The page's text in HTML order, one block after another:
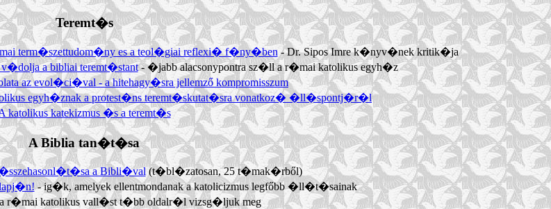
Teremt�s
term�szettudom�ny es a teol�giai reflexi� f�ny�ben- Dr. Sipos Imre k�nyv�nek kritik�ja
a bibliai teremt�stant- �jabb alacsonypontra sz�ll a r�mai katolikus egyh�z
az evol�ci�val - a hitehagy�sra jellemző kompromisszum
egyh�znak a protest�ns teremt�skutat�sra vonatkoz� �ll�spontj�r�l
katolikus katekizmus �s a teremt�s
A Biblia tan�t�sa
a Bibli�val (t�bl�zatosan, 25 t�mak�rből)
- ig�k, amelyek ellentmondanak a katolicizmus legfőbb �ll�t�sainak
r�mai katolikus vall�st t�bb oldalr�l vizsg�ljuk meg